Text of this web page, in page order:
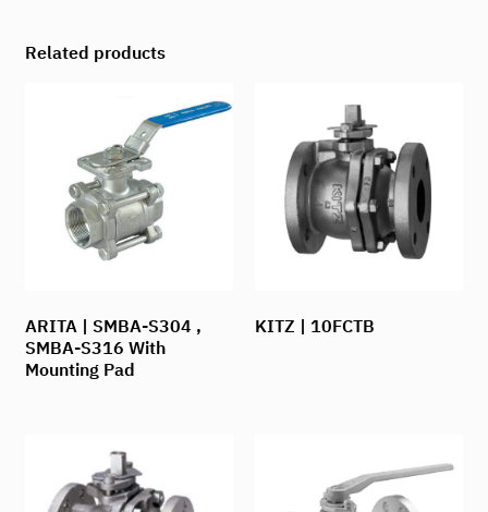
Related products
ARITA | SMBA-S304 ,
SMBA-S316 With
Mounting Pad
KITZ | 10FCTB